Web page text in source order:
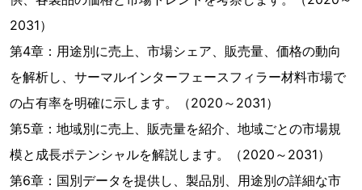
2031）
第4章：用途別に売上、市場シェア、販売量、価格の動向
を解析し、サーマルインターフェースフィラー材料市場で
の占有率を明確に示します。（2020～2031）
第5章：地域別に売上、販売量を紹介、地域ごとの市場規
模と成長ポテンシャルを解説します。（2020～2031）
第6章：国別データを提供し、製品別、用途別の詳細な市